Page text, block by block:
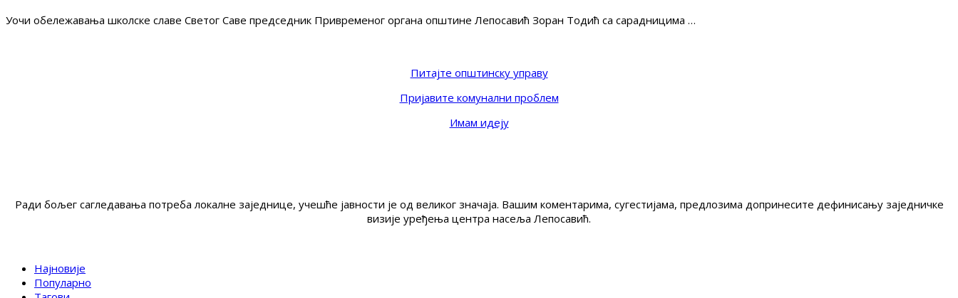
Уочи обележавања школске славе Светог Саве председник Привременог органа општине Лепосавић Зоран Тодић са сарадницима …
Питајте општинску управу
Пријавите комунални проблем
Имам идеју
Ради бољег сагледавања потреба локалне заједнице, учешће јавности је од великог значаја. Вашим коментарима, сугестијама, предлозима допринесите дефинисању заједничке
визије уређења центра насеља Лепосавић.
Најновије
Популарно